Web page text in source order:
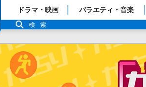
「TBSテレビ」トップページ
番組表
ドラマ・映画 バラエティ・音楽
検索